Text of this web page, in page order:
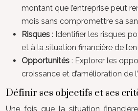
montant que l’entreprise peut
mois sans compromettre sa
Risques : Identifier les risques
et à la situation financière de
Opportunités : Explorer les
croissance et d’amélioration de
Définir ses objectifs et ses
Une fois que la situation